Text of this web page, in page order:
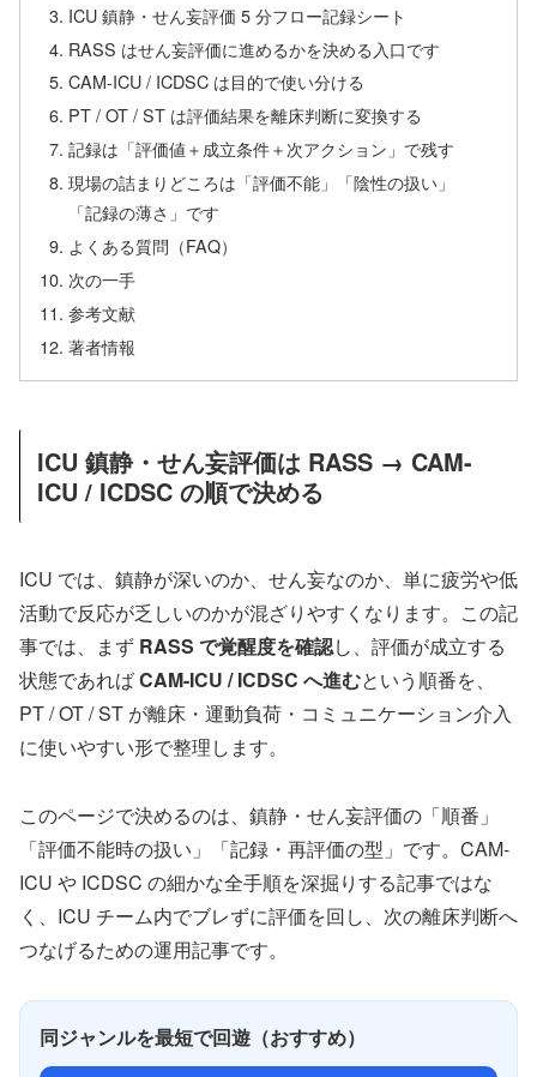
ICU 鎮静・せん妄評価 5 分フロー記録シート
RASS はせん妄評価に進めるかを決める入口です
CAM-ICU / ICDSC は目的で使い分ける
PT / OT / ST は評価結果を離床判断に変換する
記録は「評価値＋成立条件＋次アクション」で残す
現場の詰まりどころは「評価不能」「陰性の扱い」
「記録の薄さ」です
よくある質問（FAQ）
次の一手
参考文献
著者情報
ICU 鎮静・せん妄評価は RASS → CAM-
ICU / ICDSC の順で決める
ICU では、鎮静が深いのか、せん妄なのか、単に疲労や低
活動で反応が乏しいのかが混ざりやすくなります。この記
事では、まず RASS で覚醒度を確認し、評価が成立する
状態であればCAM-ICU / ICDSC へ進むという順番を、
PT / OT / ST が離床・運動負荷・コミュニケーション介入
に使いやすい形で整理します。
このページで決めるのは、鎮静・せん妄評価の「順番」
「評価不能時の扱い」「記録・再評価の型」です。CAM-
ICU や ICDSC の細かな全手順を深掘りする記事ではな
く、ICU チーム内でブレずに評価を回し、次の離床判断へ
つなげるための運用記事です。
同ジャンルを最短で回遊（おすすめ）